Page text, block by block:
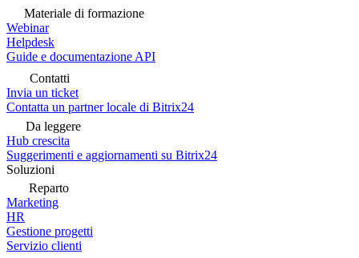
Materiale di formazione
Webinar
Helpdesk
Guide e documentazione API
Contatti
Invia un ticket
Contatta un partner locale di Bitrix24
Da leggere
Hub crescita
Suggerimenti e aggiornamenti su Bitrix24
Soluzioni
Reparto
Marketing
HR
Gestione progetti
Servizio clienti